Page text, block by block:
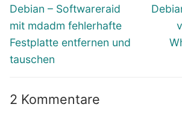
Vorheriger
Beitrag:
Debian – Softwareraid
mit mdadm fehlerhafte
Festplatte entfernen und
tauschen
2 Kommentare